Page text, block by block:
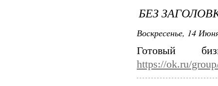
БЕЗ
Воскресенье, 14
Готовый
https://ok.ru/